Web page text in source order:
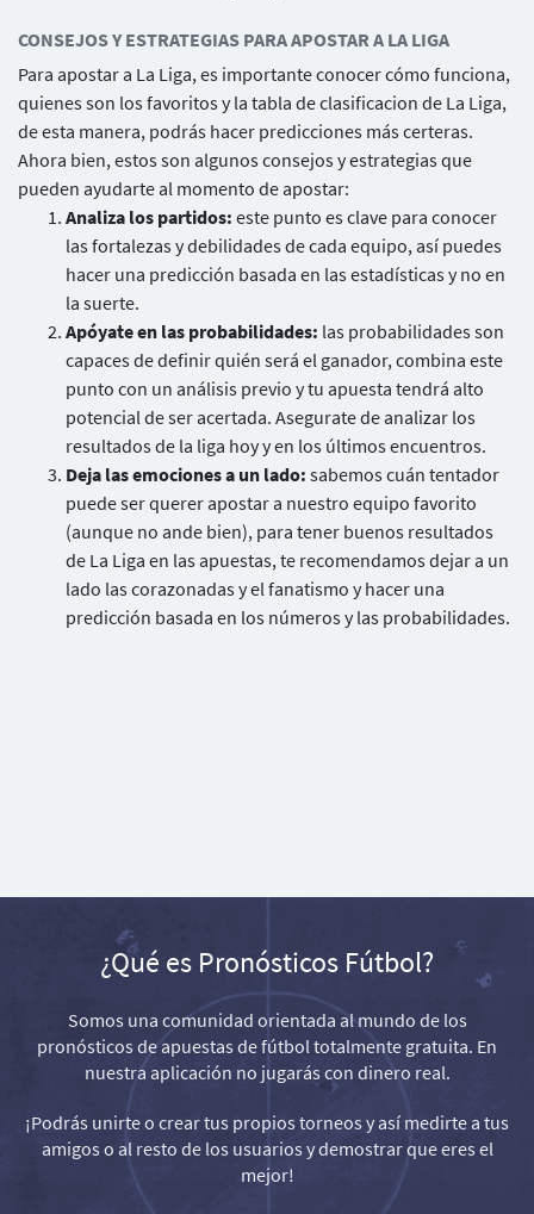
CONSEJOS Y ESTRATEGIAS PARA APOSTAR A LA LIGA
Para apostar a La Liga, es importante conocer cómo funciona,
quienes son los favoritos y la tabla de clasificacion de La Liga,
de esta manera, podrás hacer predicciones más certeras.
Ahora bien, estos son algunos consejos y estrategias que
pueden ayudarte al momento de apostar:
Analiza los partidos: este punto es clave para conocer
las fortalezas y debilidades de cada equipo, así puedes
hacer una predicción basada en las estadísticas y no en
la suerte.
Apóyate en las probabilidades: las probabilidades son
capaces de definir quién será el ganador, combina este
punto con un análisis previo y tu apuesta tendrá alto
potencial de ser acertada. Asegurate de analizar los
resultados de la liga hoy y en los últimos encuentros.
Deja las emociones a un lado: sabemos cuán tentador
puede ser querer apostar a nuestro equipo favorito
(aunque no ande bien), para tener buenos resultados
de La Liga en las apuestas, te recomendamos dejar a un
lado las corazonadas y el fanatismo y hacer una
predicción basada en los números y las probabilidades.
¿Qué es Pronósticos Fútbol?
Somos una comunidad orientada al mundo de los
pronósticos de apuestas de fútbol totalmente gratuita. En
nuestra aplicación no jugarás con dinero real.
¡Podrás unirte o crear tus propios torneos y así medirte a tus
amigos o al resto de los usuarios y demostrar que eres el
mejor!